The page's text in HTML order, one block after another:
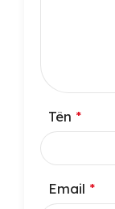
Tên *
Email *